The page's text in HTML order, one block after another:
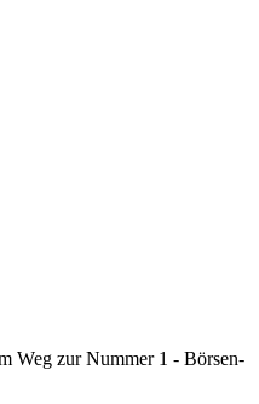
Weg zur Nummer 1 - Börsen-